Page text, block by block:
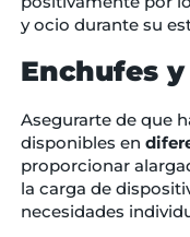
y ocio durante su
Enchufes
Asegurarte de que
disponibles en
proporcionar
la carga de
necesidades